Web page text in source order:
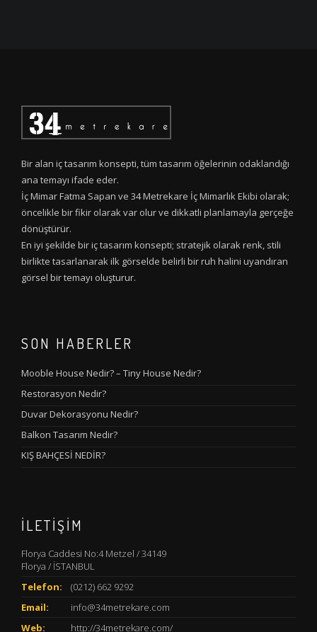
Bir alan iç tasarım konsepti, tüm tasarım öğelerinin odaklandığı
ana temayı ifade eder.
İç Mimar Fatma Sapan ve 34 Metrekare İç Mimarlık Ekibi olarak;
öncelikle bir fikir olarak var olur ve dikkatli planlamayla gerçeğe
dönüştürür.
En iyi şekilde bir iç tasarım konsepti; stratejik olarak renk, stili
birlikte tasarlanarak ilk görselde belirli bir ruh halini uyandıran
görsel bir temayı oluşturur.
SON HABERLER
Mooble House Nedir? – Tiny House Nedir?
Restorasyon Nedir?
Duvar Dekorasyonu Nedir?
Balkon Tasarım Nedir?
KIŞ BAHÇESİ NEDİR?
İLETIŞIM
Florya Caddesi No:4 Metzel / 34149
Florya / İSTANBUL
Telefon:
(0212) 662 9292
Email:
info@34metrekare.com
Web:
http://34metrekare.com/